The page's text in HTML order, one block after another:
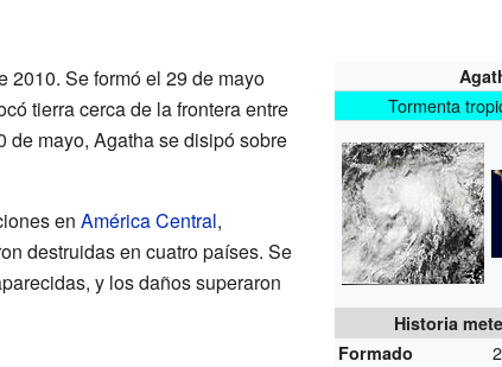
Tormenta
Historia
Formado
2010. Se formó el 29 de mayo
tierra cerca de la frontera entre
de mayo, Agatha se disipó sobre
en América Central,
destruidas en cuatro países. Se
y los daños superaron